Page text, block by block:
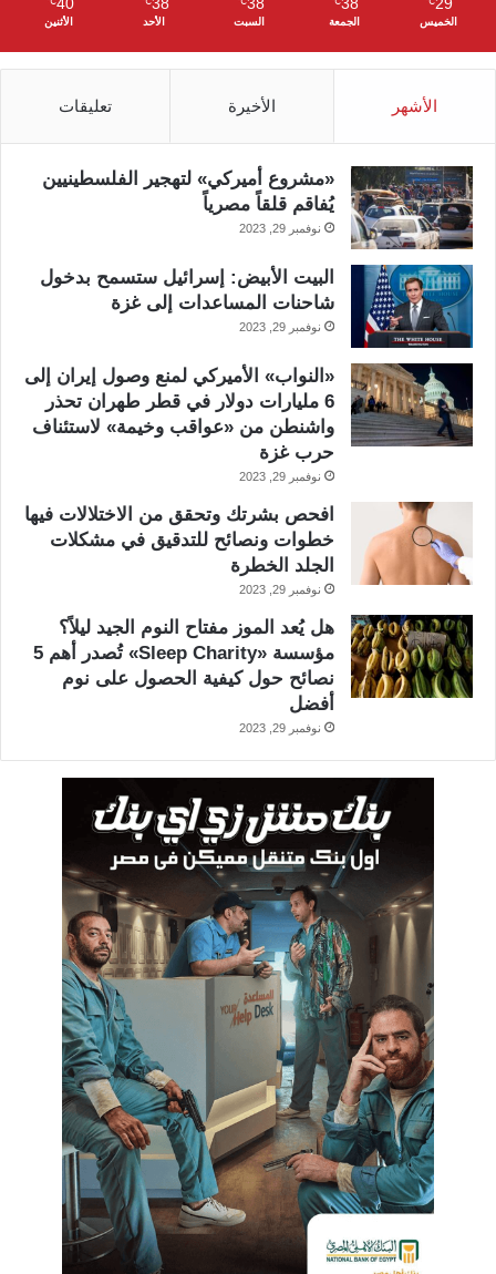
الخميس الجمعة السبت الأحد الأثنين
الأشهر الأخيرة تعليقات
«مشروع أميركي» لتهجير الفلسطينيين
يُفاقم قلقاً مصرياً
نوفمبر 29, 2023
البيت الأبيض: إسرائيل ستسمح بدخول
شاحنات المساعدات إلى غزة
نوفمبر 29, 2023
«النواب» الأميركي لمنع وصول إيران إلى
6 مليارات دولار في قطر طهران تحذر
واشنطن من «عواقب وخيمة» لاستئناف
حرب غزة
نوفمبر 29, 2023
افحص بشرتك وتحقق من الاختلالات فيها
خطوات ونصائح للتدقيق في مشكلات
الجلد الخطرة
نوفمبر 29, 2023
هل يُعد الموز مفتاح النوم الجيد ليلاً؟
مؤسسة «Sleep Charity» تُصدر أهم 5
نصائح حول كيفية الحصول على نوم
أفضل
نوفمبر 29, 2023